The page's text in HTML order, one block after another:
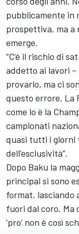
pubblicamente in
prospettiva, ma a
emerge.
“C’è il rischio di
addetto ai lavori
provarlo, ma ci
questo errore. La
come lo è la
campionati
quasi tutti i giorni
dell’esclusività”.
Dopo Baku la
principal si sono
format, lasciando
fuori dal coro. Ma
‘pro’ non è così